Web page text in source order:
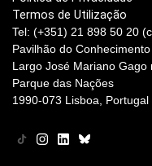
Termos de Utilização
Tel: (+351) 21 898 50 20
Pavilhão do
Largo José Mariano Gago
Parque das Nações
1990-073 Lisboa, Portugal